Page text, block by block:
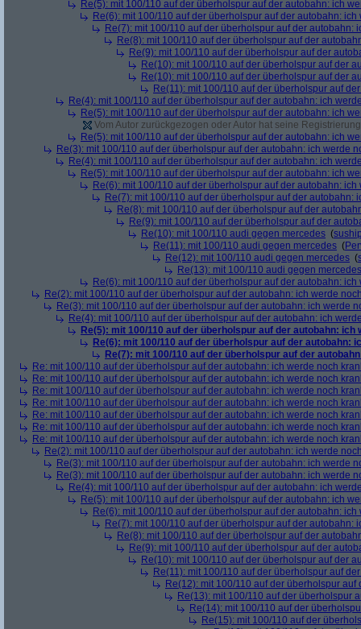
Re(5): mit 100/110 auf der überholspur auf der autobahn: ich
Re(6): mit 100/110 auf der überholspur auf der autobahn:
Re(7): mit 100/110 auf der überholspur auf der autobahn:
Re(8): mit 100/110 auf der überholspur auf der
Re(9): mit 100/110 auf der überholspur auf der
Re(10): mit 100/110 auf der überholspur auf der
Re(10): mit 100/110 auf der überholspur auf der
Re(11): mit 100/110 auf der überholspur auf
Re(4): mit 100/110 auf der überholspur auf der autobahn: ich
Re(5): mit 100/110 auf der überholspur auf der autobahn: ich
Vom Autor zurückgezogen oder Autor hat seine
Re(5): mit 100/110 auf der überholspur auf der autobahn: ich
Re(3): mit 100/110 auf der überholspur auf der autobahn: ich werde
Re(4): mit 100/110 auf der überholspur auf der autobahn: ich
Re(5): mit 100/110 auf der überholspur auf der autobahn: ich
Re(6): mit 100/110 auf der überholspur auf der autobahn:
Re(7): mit 100/110 auf der überholspur auf der autobahn:
Re(8): mit 100/110 auf der überholspur auf der
Re(9): mit 100/110 auf der überholspur auf der
Re(10): mit 100/110 audi gegen mercedes (
Re(11): mit 100/110 audi gegen mercedes (
Re(12): mit 100/110 audi gegen mercedes (
Re(13): mit 100/110 audi gegen mercedes
Re(6): mit 100/110 auf der überholspur auf der autobahn:
Re(2): mit 100/110 auf der überholspur auf der autobahn: ich werde
Re(3): mit 100/110 auf der überholspur auf der autobahn: ich werde
Re(4): mit 100/110 auf der überholspur auf der autobahn: ich
Re(5): mit 100/110 auf der überholspur auf der autobahn: ich
Re(6): mit 100/110 auf der überholspur auf der autobahn:
Re(7): mit 100/110 auf der überholspur auf der
Re: mit 100/110 auf der überholspur auf der autobahn: ich werde noch
Re: mit 100/110 auf der überholspur auf der autobahn: ich werde noch
Re: mit 100/110 auf der überholspur auf der autobahn: ich werde noch
Re: mit 100/110 auf der überholspur auf der autobahn: ich werde noch
Re: mit 100/110 auf der überholspur auf der autobahn: ich werde noch
Re: mit 100/110 auf der überholspur auf der autobahn: ich werde noch
Re: mit 100/110 auf der überholspur auf der autobahn: ich werde noch
Re(2): mit 100/110 auf der überholspur auf der autobahn: ich werde
Re(3): mit 100/110 auf der überholspur auf der autobahn: ich werde
Re(3): mit 100/110 auf der überholspur auf der autobahn: ich werde
Re(4): mit 100/110 auf der überholspur auf der autobahn: ich
Re(5): mit 100/110 auf der überholspur auf der autobahn: ich
Re(6): mit 100/110 auf der überholspur auf der autobahn:
Re(7): mit 100/110 auf der überholspur auf der autobahn:
Re(8): mit 100/110 auf der überholspur auf der
Re(9): mit 100/110 auf der überholspur auf der
Re(10): mit 100/110 auf der überholspur auf der
Re(11): mit 100/110 auf der überholspur auf
Re(12): mit 100/110 auf der überholspur
Re(13): mit 100/110 auf der überholspur
Re(14): mit 100/110 auf der
Re(15): mit 100/110 auf der